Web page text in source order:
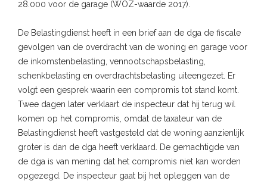
28.000 voor de garage (WOZ-waarde 2017).
De Belastingdienst heeft in een brief aan de dga de fiscale
gevolgen van de overdracht van de woning en garage voor
de inkomstenbelasting, vennootschapsbelasting,
schenkbelasting en overdrachtsbelasting uiteengezet. Er
volgt een gesprek waarin een compromis tot stand komt.
Twee dagen later verklaart de inspecteur dat hij terug wil
komen op het compromis, omdat de taxateur van de
Belastingdienst heeft vastgesteld dat de woning aanzienlijk
groter is dan de dga heeft verklaard. De gemachtigde van
de dga is van mening dat het compromis niet kan worden
opgezegd. De inspecteur gaat bij het opleggen van de